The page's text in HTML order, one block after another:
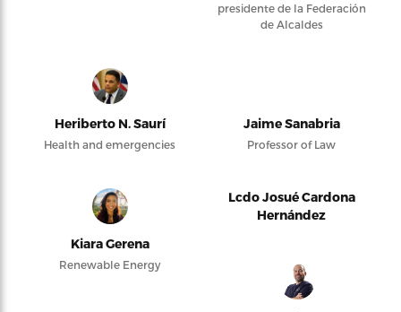
presidente de la Federación
de Alcaldes
Heriberto N. Saurí
Health and emergencies
Jaime Sanabria
Professor of Law
Kiara Gerena
Renewable Energy
Lcdo Josué Cardona
Hernández